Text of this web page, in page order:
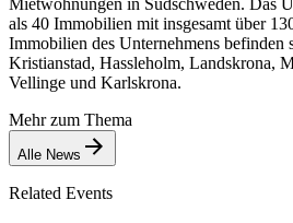
als 40 Immobilien mit insgesamt über
Immobilien des Unternehmens befinden
Kristianstad, Hassleholm, Landskrona,
Vellinge und Karlskrona.
Mehr zum Thema
Alle News
Related Events